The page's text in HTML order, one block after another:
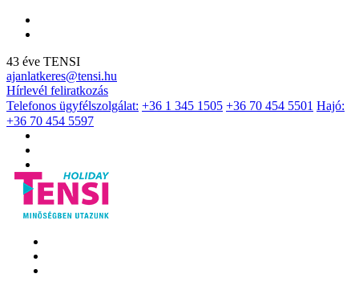
43 éve TENSI
ajanlatkeres@tensi.hu
Hírlevél feliratkozás
Telefonos ügyfélszolgálat: +36 1 345 1505 +36 70 454 5501 Hajó:
+36 70 454 5597